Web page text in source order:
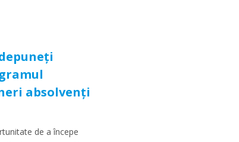
absolvenți
de a începe